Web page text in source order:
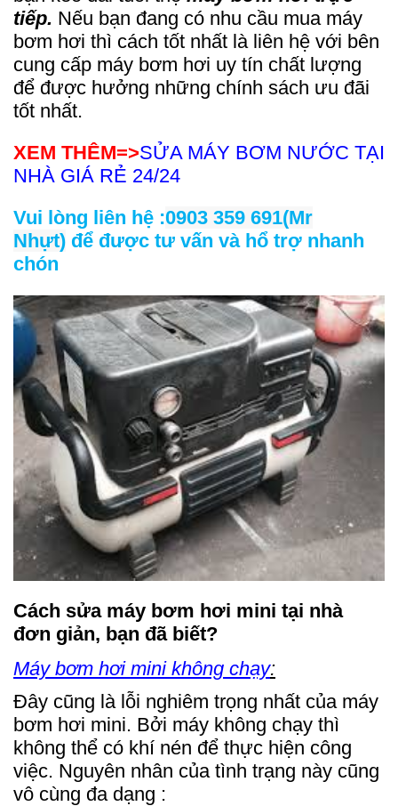
tiếp. Nếu bạn đang có nhu cầu mua máy
bơm hơi thì cách tốt nhất là liên hệ với bên
cung cấp máy bơm hơi uy tín chất lượng
để được hưởng những chính sách ưu đãi
tốt nhất.
XEM THÊM=>SỬA MÁY BƠM NƯỚC TẠI
NHÀ GIÁ RẺ 24/24
Vui lòng liên hệ :0903 359 691(Mr
Nhựt) để được tư vấn và hổ trợ nhanh
chón
Cách sửa máy bơm hơi mini tại nhà
đơn giản, bạn đã biết?
Máy bơm hơi mini không chạy:
Đây cũng là lỗi nghiêm trọng nhất của máy
bơm hơi mini. Bởi máy không chạy thì
không thể có khí nén để thực hiện công
việc. Nguyên nhân của tình trạng này cũng
vô cùng đa dạng :